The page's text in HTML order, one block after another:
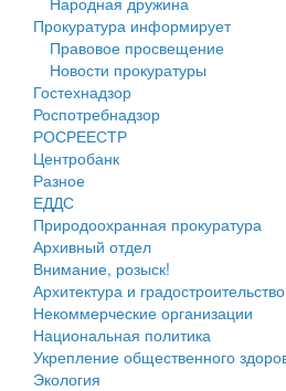
Генеральные планы
Проекты планировки территории
Собрание депутатов
Городское поселение
Сельские поселения
Прокуратура информирует
Правовое просвещение
Новости прокуратуры
Гостехнадзор
Роспотребнадзор
РОСРЕЕСТР
Центробанк
Разное
ЕДДС
Природоохранная прокуратура
Архивный отдел
Внимание, розыск!
Архитектура и градостроительство
Некоммерческие организации
Национальная политика
Укрепление общественного
Экология